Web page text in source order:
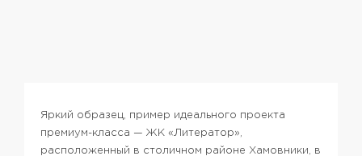
Яркий образец, пример идеального проекта
премиум-класса — ЖК «Литератор»,
расположенный в столичном районе Хамовники, в